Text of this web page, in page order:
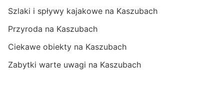
Szlaki i spływy kajakowe na Kaszubach
Przyroda na Kaszubach
Ciekawe obiekty na Kaszubach
Zabytki warte uwagi na Kaszubach